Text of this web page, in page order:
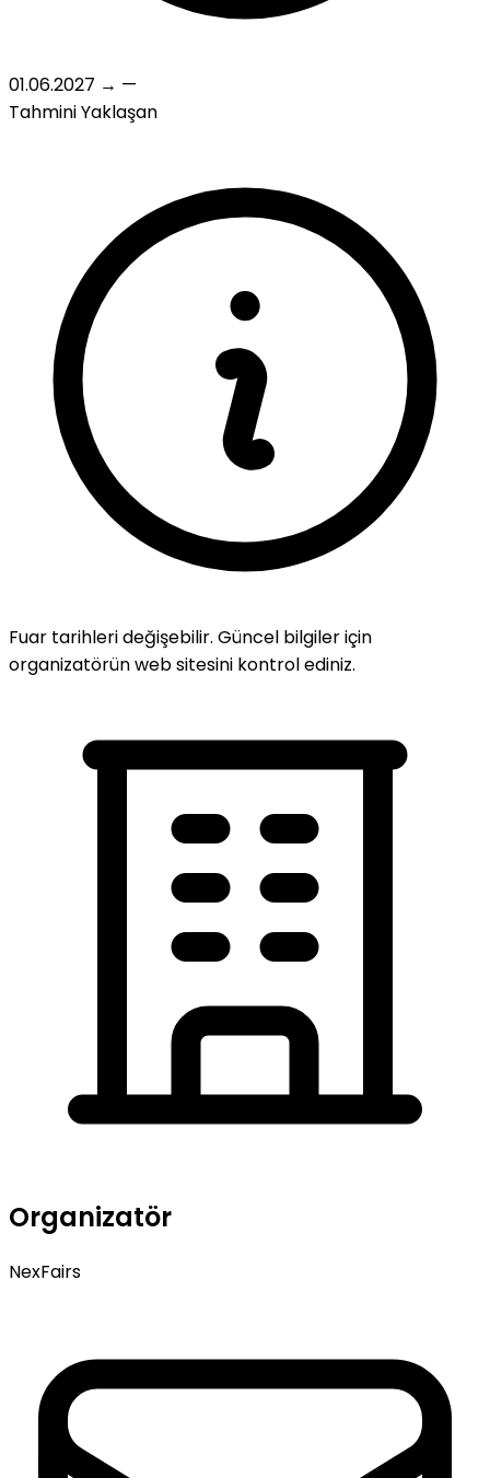
01.06.2027 → —
TahminiYaklaşan
Fuar tarihleri değişebilir. Güncel bilgiler için
organizatörün web sitesini kontrol ediniz.
Organizatör
NexFairs